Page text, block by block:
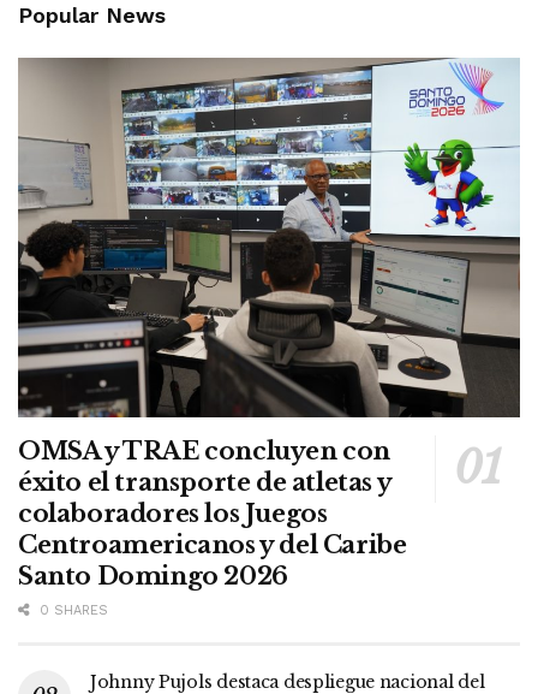
Popular News
OMSA y TRAE concluyen con
éxito el transporte de atletas y
colaboradores los Juegos
Centroamericanos y del Caribe
Santo Domingo 2026
0 SHARES
Johnny Pujols destaca despliegue nacional del